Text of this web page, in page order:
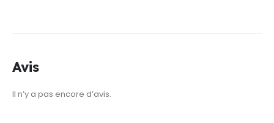
Avis
Il n’y a pas encore d’avis.